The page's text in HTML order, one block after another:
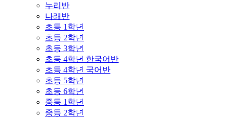
누리반
나래반
초등 1학년
초등 2학년
초등 3학년
초등 4학년 한국어반
초등 4학년 국어반
초등 5학년
초등 6학년
중등 1학년
중등 2학년